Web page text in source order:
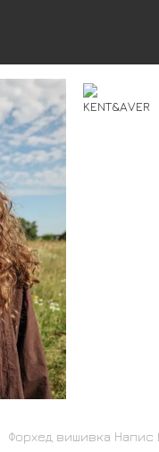
Форхед вишивка Напис